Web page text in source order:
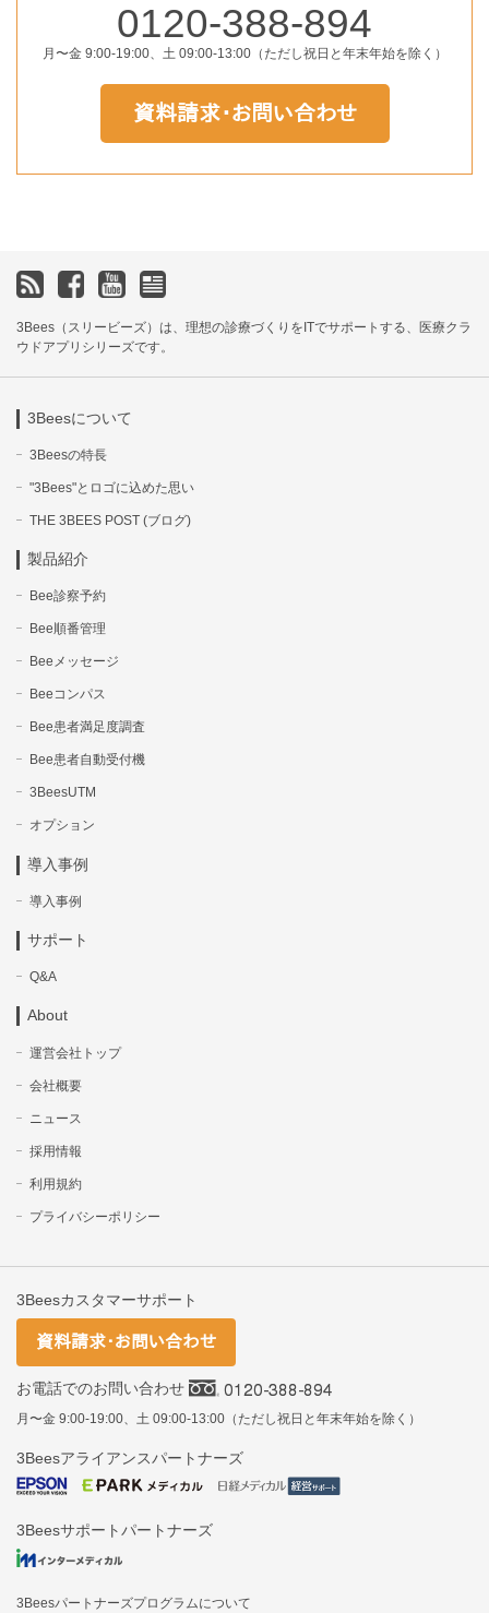
0120-388-894
月〜金 9:00-19:00、土 09:00-13:00（ただし祝日と年末年始を除く）
3Bees（スリービーズ）は、理想の診療づくりをITでサポートする、医療クラ
ウドアプリシリーズです。
3Beesについて
3Beesの特長
"3Bees"とロゴに込めた思い
THE 3BEES POST (ブログ)
製品紹介
Bee診察予約
Bee順番管理
Beeメッセージ
Beeコンパス
Bee患者満足度調査
Bee患者自動受付機
3BeesUTM
オプション
導入事例
導入事例
サポート
Q&A
About
運営会社トップ
会社概要
ニュース
採用情報
利用規約
プライバシーポリシー
3Beesカスタマーサポート
お電話でのお問い合わせ
月〜金 9:00-19:00、土 09:00-13:00（ただし祝日と年末年始を除く）
3Beesアライアンスパートナーズ
3Beesサポートパートナーズ
3Beesパートナーズプログラムについて